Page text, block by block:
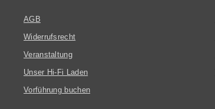
AGB
Widerrufsrecht
Veranstaltung
Unser Hi-Fi Laden
Vorführung buchen